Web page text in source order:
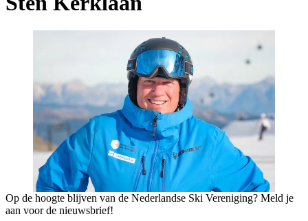
Op de hoogte blijven van de Nederlandse Ski Vereniging? Meld je
aan voor de nieuwsbrief!